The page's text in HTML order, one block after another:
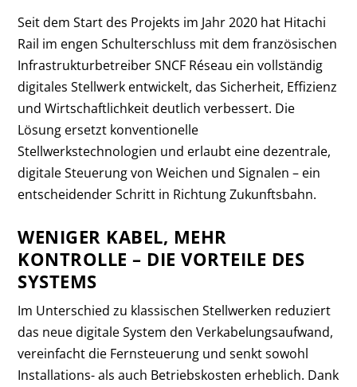
Seit dem Start des Projekts im Jahr 2020 hat Hitachi
Rail im engen Schulterschluss mit dem französischen
Infrastrukturbetreiber SNCF Réseau ein vollständig
digitales Stellwerk entwickelt, das Sicherheit, Effizienz
und Wirtschaftlichkeit deutlich verbessert. Die
Lösung ersetzt konventionelle
Stellwerkstechnologien und erlaubt eine dezentrale,
digitale Steuerung von Weichen und Signalen – ein
entscheidender Schritt in Richtung Zukunftsbahn.
WENIGER KABEL, MEHR
KONTROLLE – DIE VORTEILE DES
SYSTEMS
Im Unterschied zu klassischen Stellwerken reduziert
das neue digitale System den Verkabelungsaufwand,
vereinfacht die Fernsteuerung und senkt sowohl
Installations- als auch Betriebskosten erheblich. Dank